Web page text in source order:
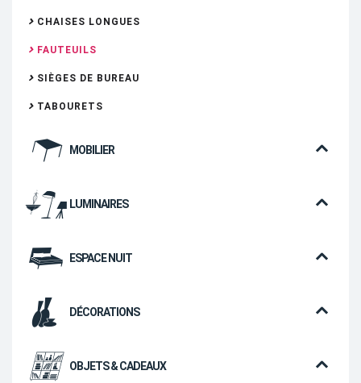
CHAISES LONGUES
FAUTEUILS
SIÈGES DE BUREAU
TABOURETS
MOBILIER
LUMINAIRES
ESPACE NUIT
DÉCORATIONS
OBJETS & CADEAUX